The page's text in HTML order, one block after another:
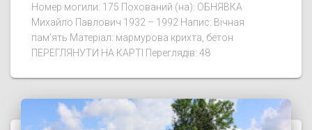
Номер могили: 175 Похований (на): ОБНЯВКА
Михайло Павлович 1932 – 1992 Напис: Вічная
пам’ять Матеріал: мармурова крихта, бетон
ПЕРЕГЛЯНУТИ НА КАРТІ Переглядів: 48